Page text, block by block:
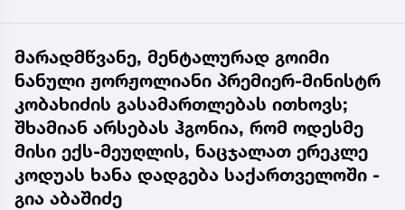
მარადმწვანე, მენტალურად გოიმი
ნანული ჟორჟოლიანი პრემიერ-მინისტრ
კობახიძის გასამართლებას ითხოვს;
შხამიან არსებას ჰგონია, რომ ოდესმე
მისი ექს-მეუღლის, ნაცჯალათ ერეკლე
კოდუას ხანა დადგება საქართველოში -
გია აბაშიძე